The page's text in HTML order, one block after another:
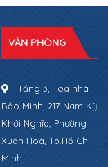
VĂN PHÒNG
Tầng 3, Tòa nhà
Bảo Minh, 217 Nam Kỳ
Khởi Nghĩa, Phường
Xuân Hoà, Tp.Hồ Chí
Minh